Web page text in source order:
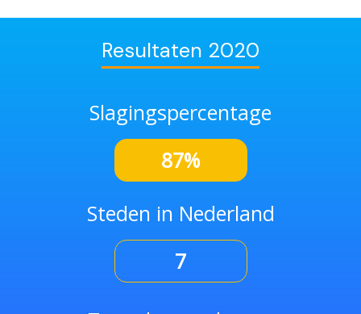
Resultaten 2020
Slagingspercentage
87%
Steden in Nederland
7